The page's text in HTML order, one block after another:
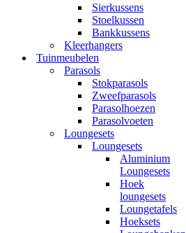
Sierkussens
Stoelkussen
Bankkussens
Kleerhangers
Tuinmeubelen
Parasols
Stokparasols
Zweefparasols
Parasolhoezen
Parasolvoeten
Loungesets
Loungesets
Aluminium
Loungesets
Hoek
loungesets
Loungetafels
Hoeksets